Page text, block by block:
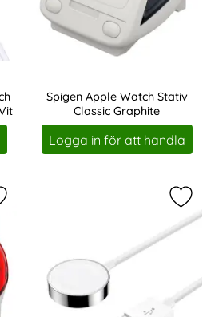
Spigen Apple Watch Stativ
Classic Graphite
Art. nr 242859
Logga in för att handla
spigen Apple Watch